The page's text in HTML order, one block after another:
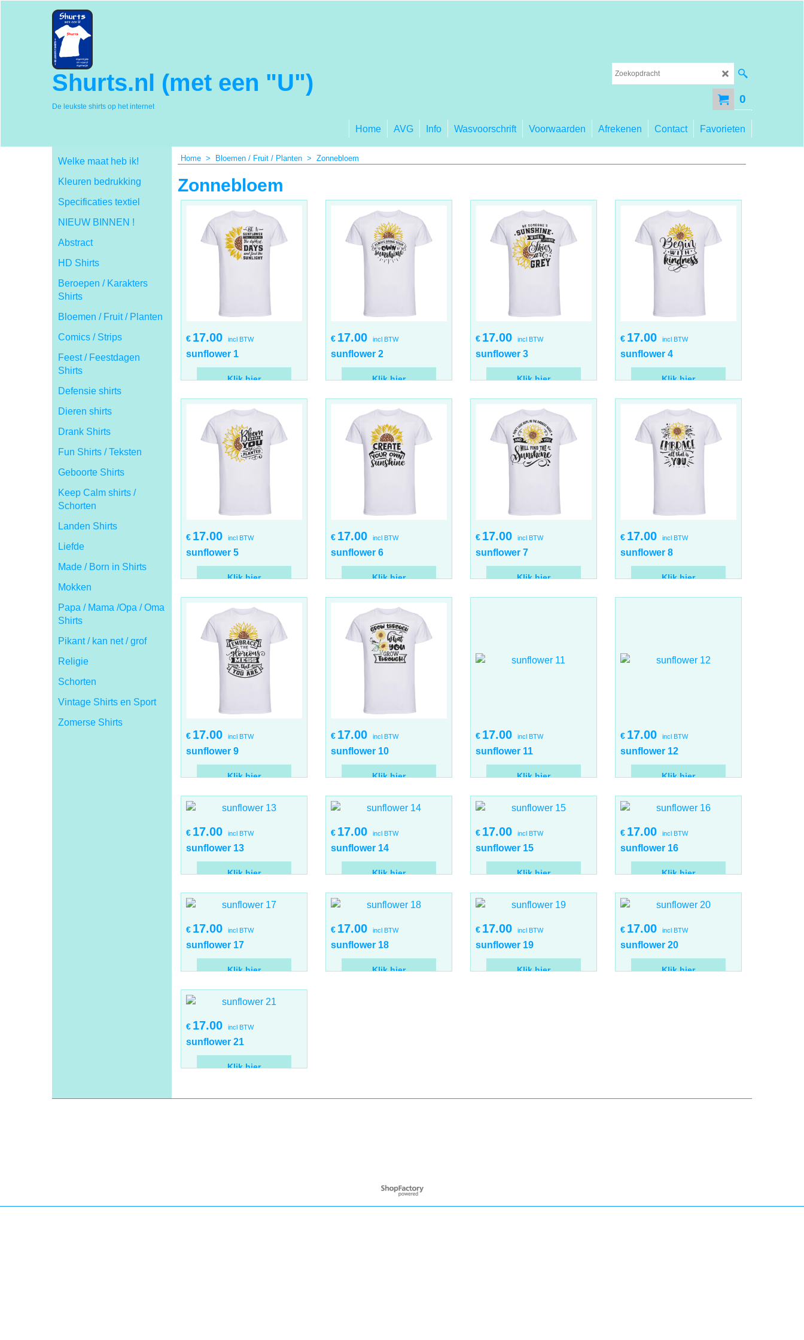
Shurts.nl (met een "U")
De leukste shirts op het internet
0
Home AVG Info Wasvoorschrift Voorwaarden Afrekenen Contact Favorieten
Welke maat heb ik!
Kleuren bedrukking
Specificaties textiel
NIEUW BINNEN !
Abstract
HD Shirts
Beroepen / Karakters
Shirts
Bloemen / Fruit / Planten
Comics / Strips
Feest / Feestdagen
Shirts
Defensie shirts
Dieren shirts
Drank Shirts
Fun Shirts / Teksten
Geboorte Shirts
Keep Calm shirts /
Schorten
Landen Shirts
Liefde
Made / Born in Shirts
Mokken
Papa / Mama /Opa / Oma
Shirts
Pikant / kan net / grof
Religie
Schorten
Vintage Shirts en Sport
Zomerse Shirts
Home > Bloemen / Fruit / Planten > Zonnebloem
Zonnebloem
€ 17.00 incl BTW
sunflower 1
Klik hier
€ 17.00 incl BTW
sunflower 2
Klik hier
€ 17.00 incl BTW
sunflower 3
Klik hier
€ 17.00 incl BTW
sunflower 4
Klik hier
€ 17.00 incl BTW
sunflower 5
Klik hier
€ 17.00 incl BTW
sunflower 6
Klik hier
€ 17.00 incl BTW
sunflower 7
Klik hier
€ 17.00 incl BTW
sunflower 8
Klik hier
€ 17.00 incl BTW
sunflower 9
Klik hier
€ 17.00 incl BTW
sunflower 10
Klik hier
€ 17.00 incl BTW
sunflower 11
Klik hier
€ 17.00 incl BTW
sunflower 12
Klik hier
€ 17.00 incl BTW
sunflower 13
Klik hier
€ 17.00 incl BTW
sunflower 14
Klik hier
€ 17.00 incl BTW
sunflower 15
Klik hier
€ 17.00 incl BTW
sunflower 16
Klik hier
€ 17.00 incl BTW
sunflower 17
Klik hier
€ 17.00 incl BTW
sunflower 18
Klik hier
€ 17.00 incl BTW
sunflower 19
Klik hier
€ 17.00 incl BTW
sunflower 20
Klik hier
€ 17.00 incl BTW
sunflower 21
Klik hier
Webwinkel gemaakt met
ShopFactory webwinkel